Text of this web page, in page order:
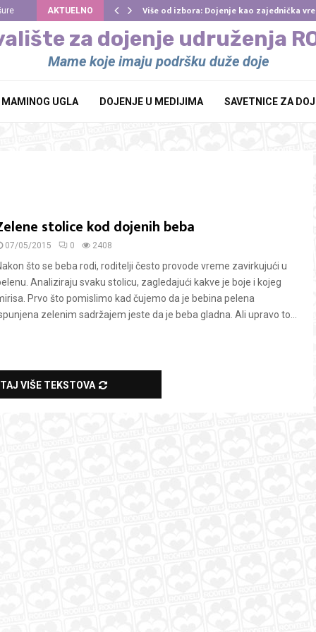
AKTUELNO Više od izbora: Dojenje kao zajednička
za dojenje udruženja
Mame koje imaju podršku duže doje
UGLA DOJENJE U MEDIJIMA SAVETNICE ZA
stolice kod dojenih beba
07/05/2015 0 2408
što se beba rodi, roditelji često provode vreme zavirkujući u
Analiziraju svaku stolicu, zagledajući kakve je boje i kojeg
Prvo što pomislimo kad čujemo da je bebina pelena
zelenim sadržajem jeste da je beba gladna. Ali upravo to...
VIŠE TEKSTOVA